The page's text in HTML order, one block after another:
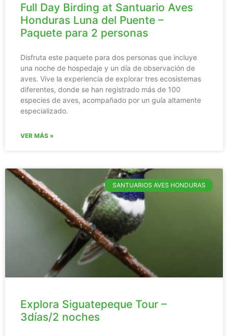
Full Day Birding at Santuario Aves
Honduras Luna del Puente –
Paquete para 2 personas
Disfruta este paquete para dos personas que incluye
una noche de hospedaje y un día de observación de
aves. Vive la experiencia de explorar tres ecosistemas
diferentes, donde se han registrado más de 100
especies de aves, acompañado por un guía altamente
especializado.
VER MÁS »
SANTUARIOS AVES HONDURAS
Explora Siguatepeque Tour –
3días/2 noches